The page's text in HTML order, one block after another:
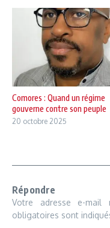
Comores : Quand un régime
gouverne contre son peuple
20 octobre 2025
Répondre
Votre adresse e-mail
obligatoires sont